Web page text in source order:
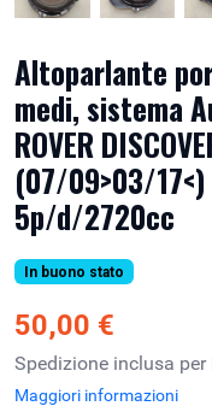
Altoparlante
medi, sistema
ROVER
(07/09>03/17<)
5p/d/2720cc
In buono stato
50,00 €
Spedizione inclusa per
Maggiori informazioni